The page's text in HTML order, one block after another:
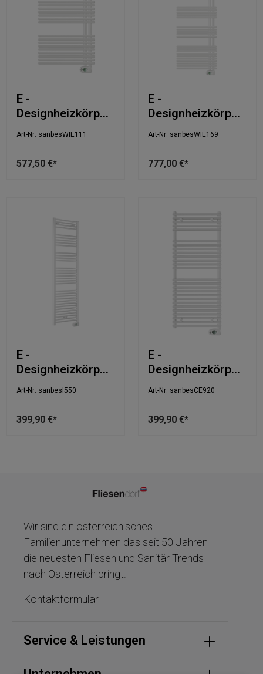
E -
Designheizkörper
60x113,2cm
Art-Nr: sanbesWIE111
577,50 €*
E -
Designheizkörper
60x170,8cm
Art-Nr: sanbesWIE169
777,00 €*
E -
Designheizkörper
55x170,3cm
Art-Nr: sanbesI550
399,90 €*
E -
Designheizkörper
50x119cm
Art-Nr: sanbesCE920
399,90 €*
Wir sind ein österreichisches
Familienunternehmen das seit 50 Jahren
die neuesten Fliesen und Sanitär Trends
nach Österreich bringt.
Kontaktformular
Service & Leistungen